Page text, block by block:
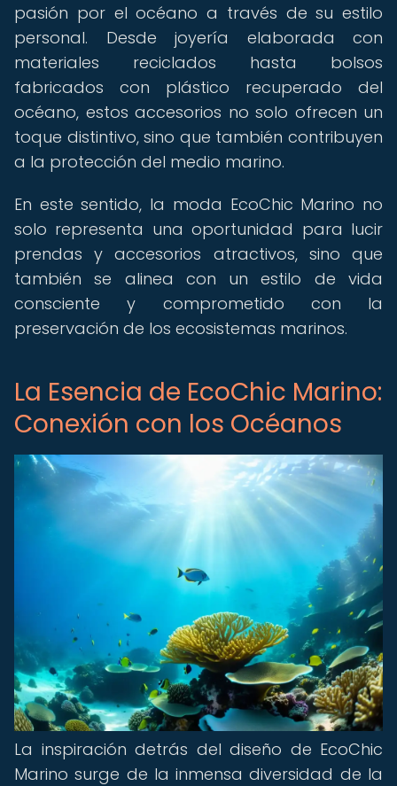
pasión por el océano a través de su estilo
personal. Desde joyería elaborada con
materiales reciclados hasta bolsos
fabricados con plástico recuperado del
océano, estos accesorios no solo ofrecen un
toque distintivo, sino que también contribuyen
a la protección del medio marino.
En este sentido, la moda EcoChic Marino no
solo representa una oportunidad para lucir
prendas y accesorios atractivos, sino que
también se alinea con un estilo de vida
consciente y comprometido con la
preservación de los ecosistemas marinos.
La Esencia de EcoChic Marino:
Conexión con los Océanos
La inspiración detrás del diseño de EcoChic
Marino surge de la inmensa diversidad de la